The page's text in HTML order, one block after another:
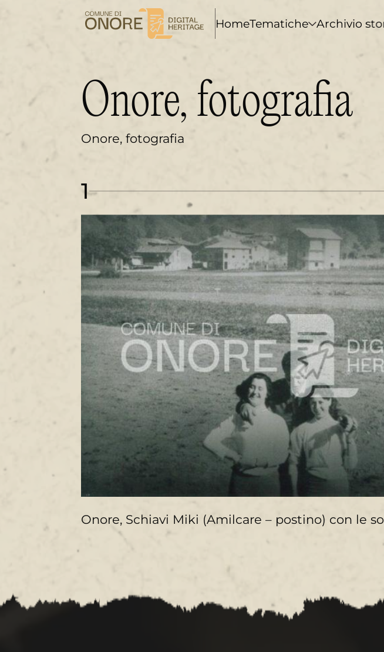
HomeTematiche Archivio
Onore, fotografia
Onore, fotografia
1
Onore, Schiavi Miki (Amilcare – postino) con le